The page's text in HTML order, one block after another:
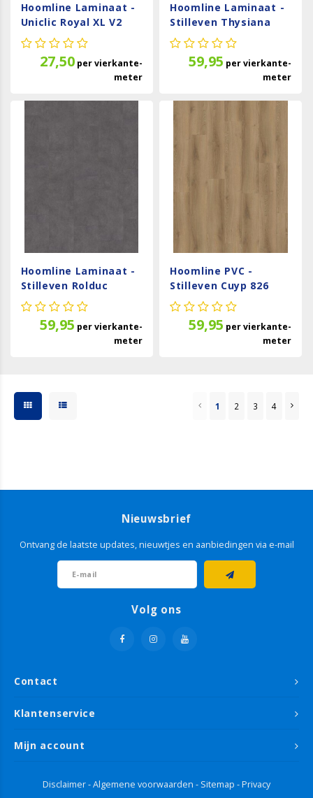
Hoomline Laminaat -
Uniclic Royal XL V2
Mount Everest 106
27,50pervierkante-
meter
Hoomline Laminaat -
Stilleven Thysiana
Stone 46953
59,95 pervierkante-
meter
Hoomline Laminaat -
Stilleven Rolduc
Stone 46983
59,95 pervierkante-
meter
Hoomline PVC -
Stilleven Cuyp 826
59,95 pervierkante-
meter
1 2 3 4
Contact
Nieuwsbrief
Ontvang de laatste updates, nieuwtjes en aanbiedingen via e-mail
Volg ons
Klantenservice
Mijn account
Disclaimer-Algemene voorwaarden - Sitemap -Privacy